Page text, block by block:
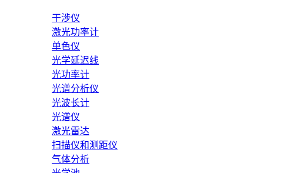
干涉仪
激光功率计
单色仪
光学延迟线
光功率计
光谱分析仪
光波长计
光谱仪
激光雷达
扫描仪和测距仪
气体分析